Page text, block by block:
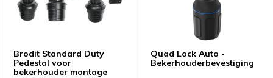
Brodit Standard Duty
Pedestal voor
bekerhouder montage
Quad Lock Auto -
Bekerhouderbevestiging